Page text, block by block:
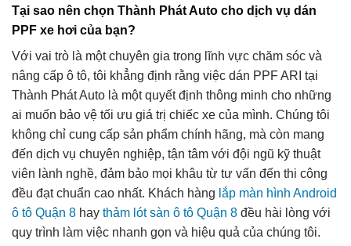
Tại sao nên chọn Thành Phát Auto cho dịch vụ dán
PPF xe hơi của bạn?
Với vai trò là một chuyên gia trong lĩnh vực chăm sóc và
nâng cấp ô tô, tôi khẳng định rằng việc dán PPF ARI tại
Thành Phát Auto là một quyết định thông minh cho những
ai muốn bảo vệ tối ưu giá trị chiếc xe của mình. Chúng tôi
không chỉ cung cấp sản phẩm chính hãng, mà còn mang
đến dịch vụ chuyên nghiệp, tận tâm với đội ngũ kỹ thuật
viên lành nghề, đảm bảo mọi khâu từ tư vấn đến thi công
đều đạt chuẩn cao nhất. Khách hàng lắp màn hình Android
ô tô Quận 8 hay thảm lót sàn ô tô Quận 8 đều hài lòng với
quy trình làm việc nhanh gọn và hiệu quả của chúng tôi.